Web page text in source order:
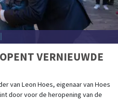
VERNIEUWDE
van Leon Hoes, eigenaar van Hoes
door voor de heropening van de